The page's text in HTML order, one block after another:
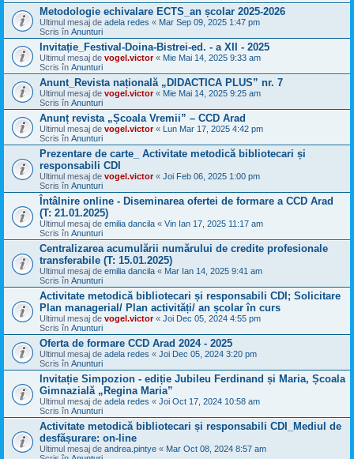
Metodologie echivalare ECTS_an școlar 2025-2026
Ultimul mesaj de adela redes « Mar Sep 09, 2025 1:47 pm
Scris în Anunturi
Invitație_Festival-Doina-Bistrei-ed. - a XII - 2025
Ultimul mesaj de vogel.victor« Mie Mai 14, 2025 9:33 am
Scris în Anunturi
Anunt_Revista națională „DIDACTICA PLUS” nr. 7
Ultimul mesaj de vogel.victor« Mie Mai 14, 2025 9:25 am
Scris în Anunturi
Anunț revista „Școala Vremii” – CCD Arad
Ultimul mesaj de vogel.victor« Lun Mar 17, 2025 4:42 pm
Scris în Anunturi
Prezentare de carte_ Activitate metodică bibliotecari și
responsabili CDI
Ultimul mesaj de vogel.victor« Joi Feb 06, 2025 1:00 pm
Scris în Anunturi
Întâlnire online - Diseminarea ofertei de formare a CCD Arad
(T: 21.01.2025)
Ultimul mesaj de emilia dancila « Vin Ian 17, 2025 11:17 am
Scris în Anunturi
Centralizarea acumulării numărului de credite profesionale
transferabile (T: 15.01.2025)
Ultimul mesaj de emilia dancila « Mar Ian 14, 2025 9:41 am
Scris în Anunturi
Activitate metodică bibliotecari și responsabili CDI; Solicitare
Plan managerial/ Plan activități/ an școlar în curs
Ultimul mesaj de vogel.victor« Joi Dec 05, 2024 4:55 pm
Scris în Anunturi
Oferta de formare CCD Arad 2024 - 2025
Ultimul mesaj de adela redes « Joi Dec 05, 2024 3:20 pm
Scris în Anunturi
Invitație Simpozion - ediție Jubileu Ferdinand și Maria, Școala
Gimnazială „Regina Maria”
Ultimul mesaj de adela redes « Joi Oct 17, 2024 10:58 am
Scris în Anunturi
Activitate metodică bibliotecari și responsabili CDI_Mediul de
desfășurare: on-line
Ultimul mesaj de andrea.pintye « Mar Oct 08, 2024 8:57 am